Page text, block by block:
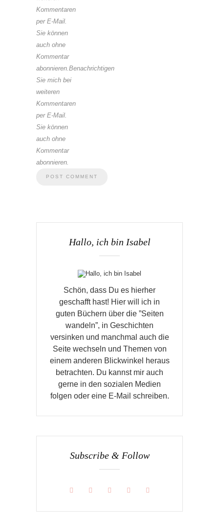
Kommentaren
per E-Mail.
Sie können
auch ohne
Kommentar
abonnieren.Benachrichtigen
Sie mich bei
weiteren
Kommentaren
per E-Mail.
Sie können
auch ohne
Kommentar
abonnieren.
Hallo, ich bin Isabel
Schön, dass Du es hierher
geschafft hast! Hier will ich in
guten Büchern über die ”Seiten
wandeln”, in Geschichten
versinken und manchmal auch die
Seite wechseln und Themen von
einem anderen Blickwinkel heraus
betrachten. Du kannst mir auch
gerne in den sozialen Medien
folgen oder eine E-Mail schreiben.
Subscribe & Follow